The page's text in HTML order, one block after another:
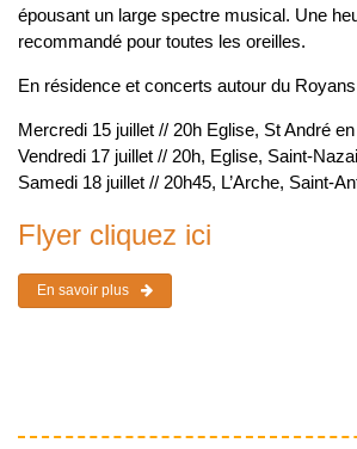
épousant un large spectre musical. Une
recommandé pour toutes les oreilles.
En résidence et concerts autour du Royans
Mercredi 15 juillet // 20h Eglise, St André
Vendredi 17 juillet // 20h, Eglise, Saint-
Samedi 18 juillet // 20h45, L’Arche, Saint-
Flyer cliquez ici
En savoir plus